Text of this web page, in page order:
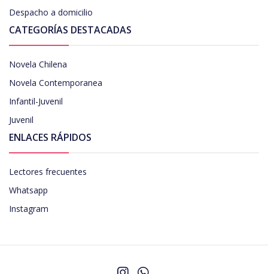
Despacho a domicilio
CATEGORÍAS DESTACADAS
Novela Chilena
Novela Contemporanea
Infantil-Juvenil
Juvenil
ENLACES RÁPIDOS
Lectores frecuentes
Whatsapp
Instagram